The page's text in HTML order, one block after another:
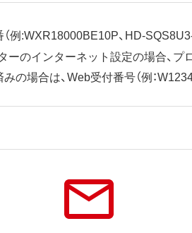
例:WXR18000BE10P、HD-SQS8U3-
ーのインターネット設定の場合、
の場合は、Web受付番号（例：